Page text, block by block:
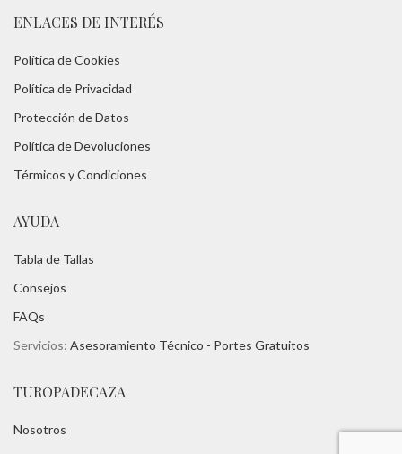
ENLACES DE INTERÉS
Política de Cookies
Política de Privacidad
Protección de Datos
Política de Devoluciones
Térmicos y Condiciones
AYUDA
Tabla de Tallas
Consejos
FAQs
Servicios: Asesoramiento Técnico - Portes Gratuitos
TUROPADECAZA
Nosotros